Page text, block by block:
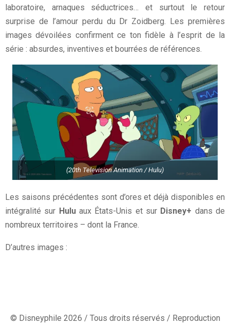
laboratoire, arnaques séductrices… et surtout le retour
surprise de l’amour perdu du Dr Zoidberg. Les premières
images dévoilées confirment ce ton fidèle à l’esprit de la
série : absurdes, inventives et bourrées de références.
(20th Television Animation / Hulu)
Les saisons précédentes sont d’ores et déjà disponibles en
intégralité sur Huluaux États-Unis et sur Disney+ dans de
nombreux territoires – dont la France.
D’autres images :
© Disneyphile 2026 / Tous droits réservés / Reproduction